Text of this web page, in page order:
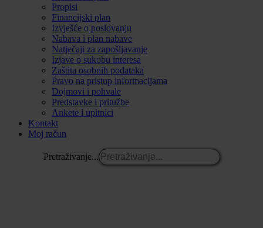
Propisi
Financijski plan
Izvješće o poslovanju
Nabava i plan nabave
Natječaji za zapošljavanje
Izjave o sukobu interesa
Zaštita osobnih podataka
Pravo na pristup informacijama
Dojmovi i pohvale
Predstavke i pritužbe
Ankete i upitnici
Kontakt
Moj račun
Pretraživanje...